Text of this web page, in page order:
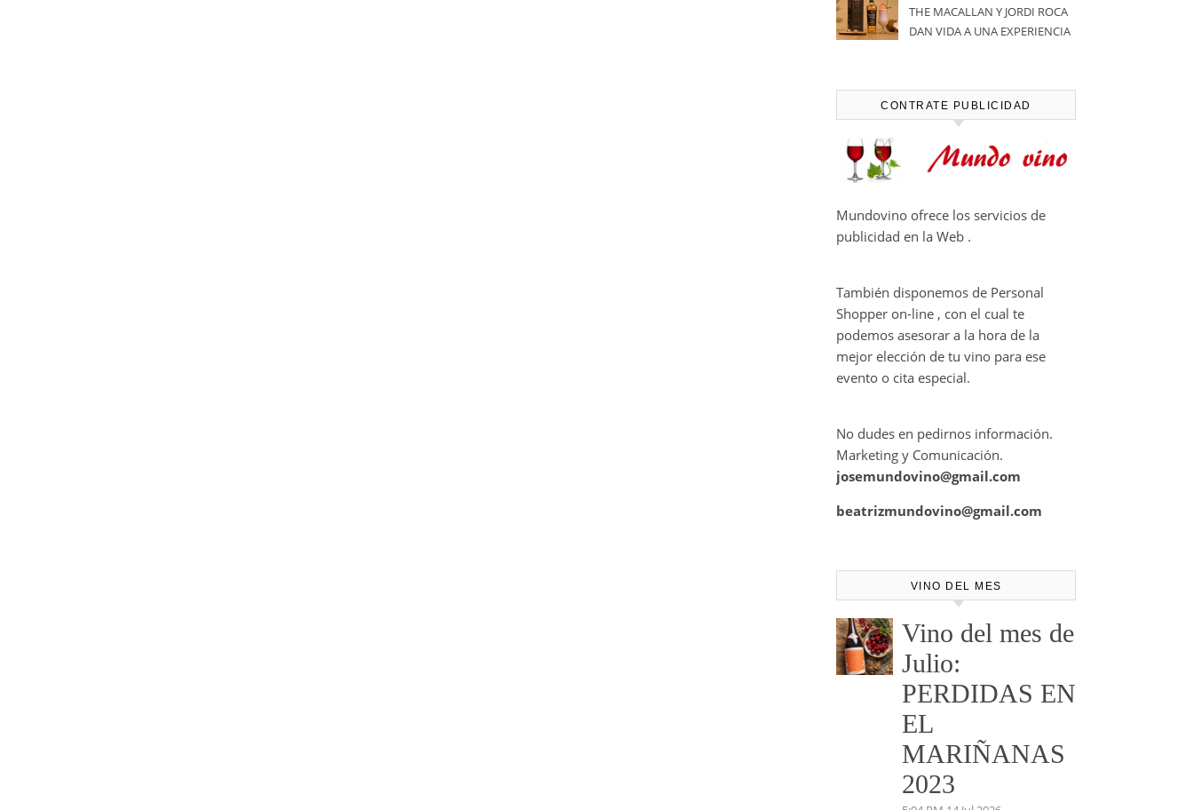
en el viñedo
THE MACALLAN Y JORDI ROCA
DAN VIDA A UNA EXPERIENCIA
HARMONY COLLECTION
CONTRATE PUBLICIDAD
Mundovino ofrece los servicios de
publicidad en la Web .
También disponemos de Personal
Shopper on-line , con el cual te
podemos asesorar a la hora de la
mejor elección de tu vino para ese
evento o cita especial.
No dudes en pedirnos información.
Marketing y Comunicación.
josemundovino@gmail.com
beatrizmundovino@gmail.com
VINO DEL MES
Vino del mes de
Julio:
PERDIDAS EN
EL
MARIÑANAS
2023